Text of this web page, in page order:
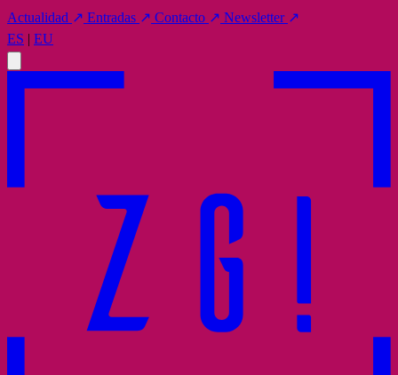
Actualidad ↗ Entradas ↗ Contacto ↗ Newsletter ↗
ES | EU